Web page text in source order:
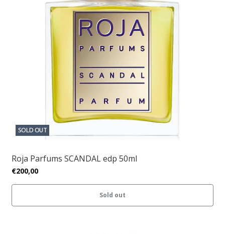
SOLD OUT
Roja Parfums SCANDAL edp 50ml
€200,00
Sold out